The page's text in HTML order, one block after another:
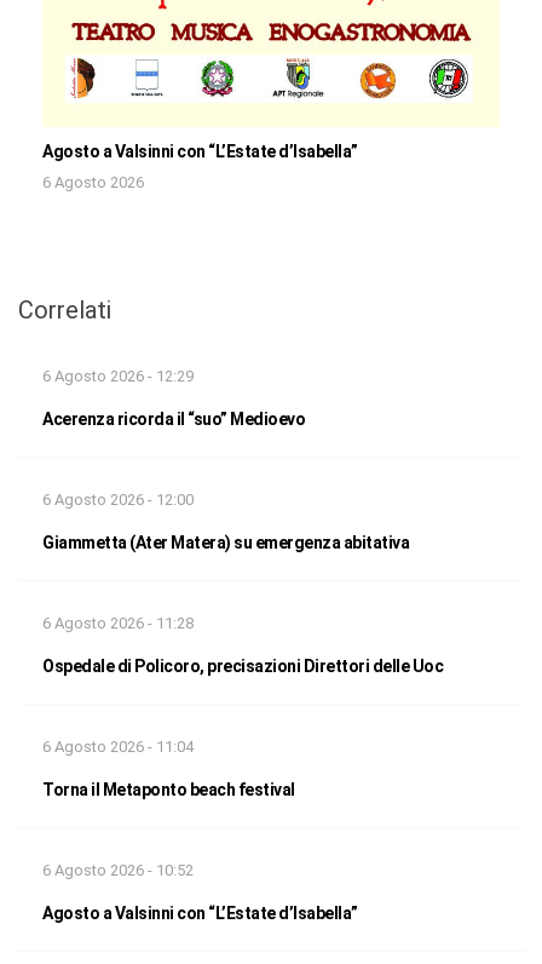
Agosto a Valsinni con “L’Estate d’Isabella”
6 Agosto 2026
Correlati
6 Agosto 2026 - 12:29
Acerenza ricorda il “suo” Medioevo
6 Agosto 2026 - 12:00
Giammetta (Ater Matera) su emergenza abitativa
6 Agosto 2026 - 11:28
Ospedale di Policoro, precisazioni Direttori delle Uoc
6 Agosto 2026 - 11:04
Torna il Metaponto beach festival
6 Agosto 2026 - 10:52
Agosto a Valsinni con “L’Estate d’Isabella”